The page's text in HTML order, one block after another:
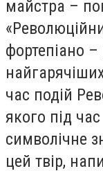
майстра –
фортепіано
час подій
якого під
символічне
цей твір,